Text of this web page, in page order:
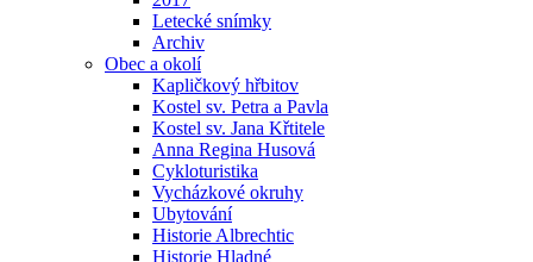
Letecké snímky
Archiv
Obec a okolí
Kapličkový hřbitov
Kostel sv. Petra a Pavla
Kostel sv. Jana Křtitele
Anna Regina Husová
Cykloturistika
Vycházkové okruhy
Ubytování
Historie Albrechtic
Historie Hladné